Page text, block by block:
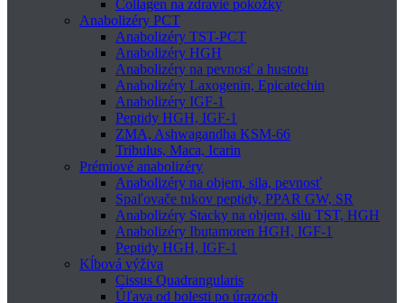
Collagen na zdravie pokožky
Anabolizéry PCT
Anabolizéry TST-PCT
Anabolizéry HGH
Anabolizéry na pevnosť a hustotu
Anabolizéry Laxogenin, Epicatechin
Anabolizéry IGF-1
Peptidy HGH, IGF-1
ZMA, Ashwagandha KSM-66
Tribulus, Maca, Icarin
Prémiové anabolizéry
Anabolizéry na objem, sila, pevnosť
Spaľovače tukov peptidy, PPAR GW, SR
Anabolizéry Stacky na objem, silu TST, HGH
Anabolizéry Ibutamoren HGH, IGF-1
Peptidy HGH, IGF-1
Kĺbová výživa
Cissus Quadrangularis
Úľava od bolesti po úrazoch